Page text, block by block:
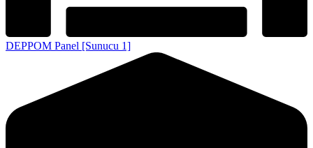
DEPPOM Panel [Sunucu 1]